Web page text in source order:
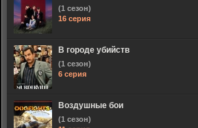
(1 сезон)
16 серия
В городе убийств
(1 сезон)
6 серия
Воздушные бои
(1 сезон)